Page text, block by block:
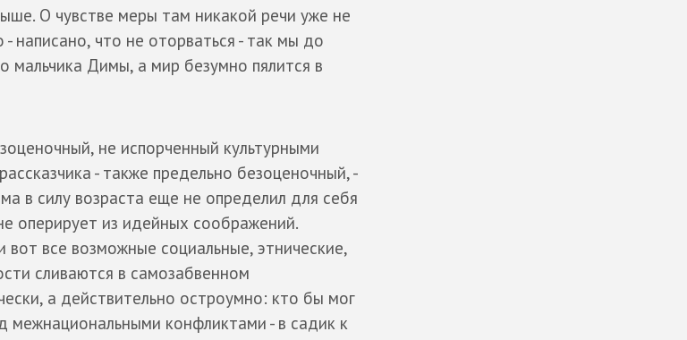
О чувстве меры там никакой речи уже не
написано, что не оторваться - так мы до
мальчика Димы, а мир безумно пялится в
не испорченный культурными
- также предельно безоценочный, -
в силу возраста еще не определил для себя
оперирует из идейных соображений.
все возможные социальные, этнические,
сливаются в самозабвенном
а действительно остроумно: кто бы мог
межнациональными конфликтами - в садик к